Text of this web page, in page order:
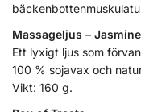
Massageljus –
Ett lyxigt ljus som
100 % sojavax och
Vikt: 160 g.